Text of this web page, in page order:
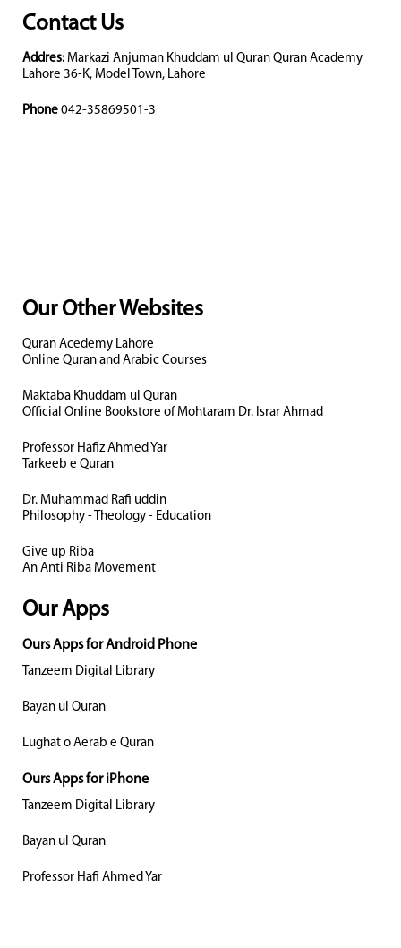
Contact Us
Addres: Markazi Anjuman Khuddam ul Quran Quran Academy
Lahore 36-K, Model Town, Lahore
Phone 042-35869501-3
Our Other Websites
Quran Acedemy Lahore
Online Quran and Arabic Courses
Maktaba Khuddam ul Quran
Official Online Bookstore of Mohtaram Dr. Israr Ahmad
Professor Hafiz Ahmed Yar
Tarkeeb e Quran
Dr. Muhammad Rafi uddin
Philosophy - Theology - Education
Give up Riba
An Anti Riba Movement
Our Apps
Ours Apps for Android Phone
Tanzeem Digital Library
Bayan ul Quran
Lughat o Aerab e Quran
Ours Apps for iPhone
Tanzeem Digital Library
Bayan ul Quran
Professor Hafi Ahmed Yar